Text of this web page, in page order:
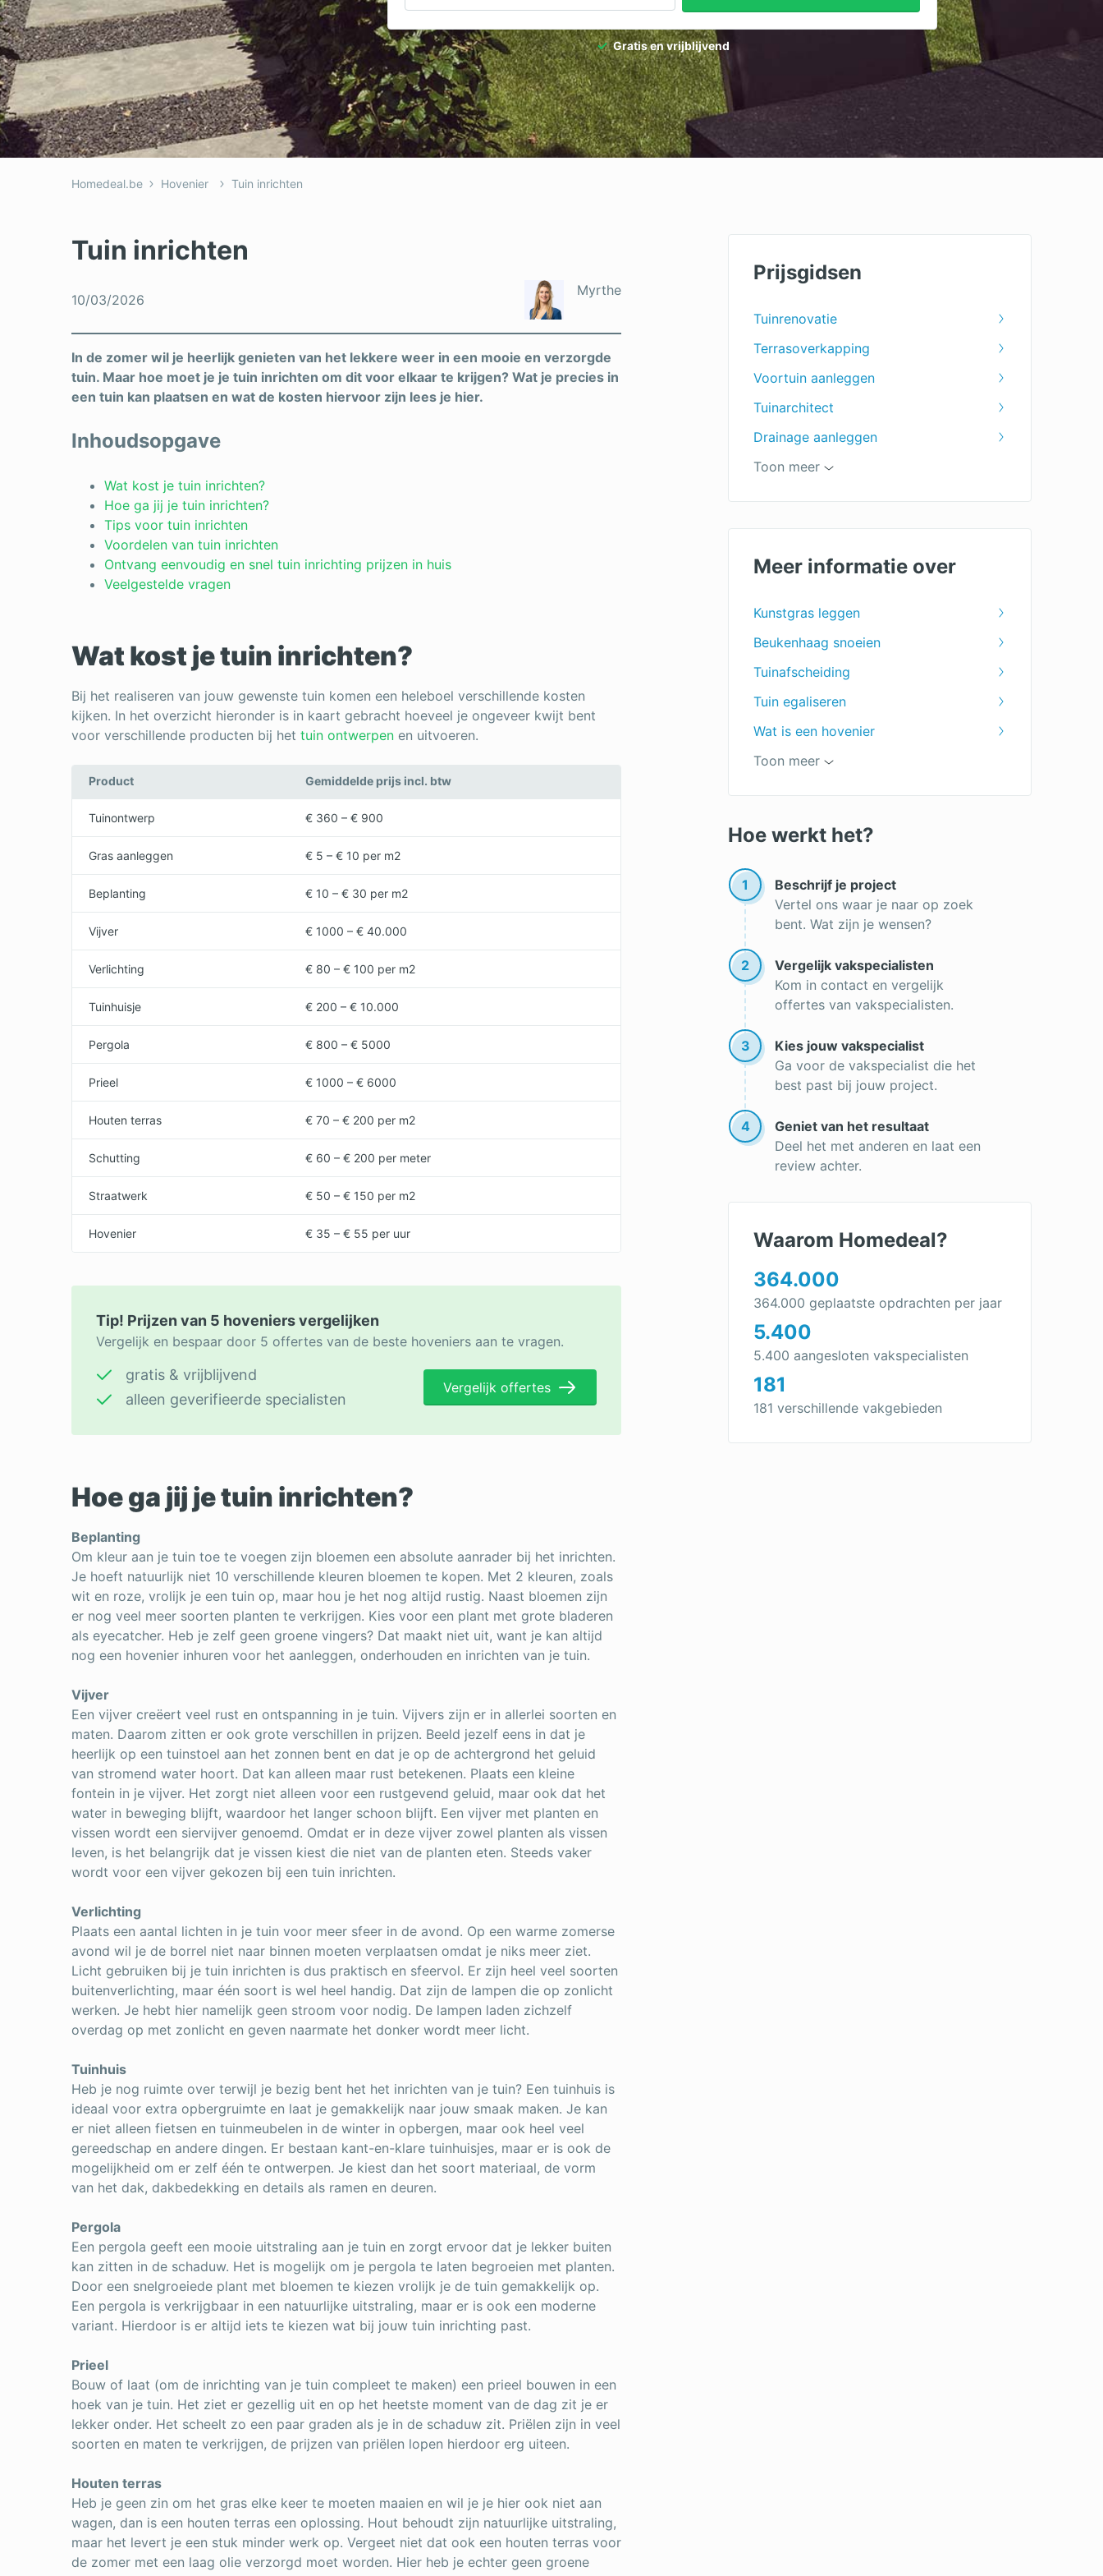
Gratis en vrijblijvend
Homedeal.be Hovenier Tuin inrichten
Tuin inrichten
10/03/2026
Myrthe
In de zomer wil je heerlijk genieten van het lekkere weer in een mooie en verzorgde
tuin. Maar hoe moet je je tuin inrichten om dit voor elkaar te krijgen? Wat je precies in
een tuin kan plaatsen en wat de kosten hiervoor zijn lees je hier.
Inhoudsopgave
Wat kost je tuin inrichten?
Hoe ga jij je tuin inrichten?
Tips voor tuin inrichten
Voordelen van tuin inrichten
Ontvang eenvoudig en snel tuin inrichting prijzen in huis
Veelgestelde vragen
Wat kost je tuin inrichten?
Bij het realiseren van jouw gewenste tuin komen een heleboel verschillende kosten
kijken. In het overzicht hieronder is in kaart gebracht hoeveel je ongeveer kwijt bent
voor verschillende producten bij het tuin ontwerpen en uitvoeren.
Product Gemiddelde prijs incl. btw
Tuinontwerp € 360 – € 900
Gras aanleggen € 5 – € 10 per m2
Beplanting € 10 – € 30 per m2
Vijver € 1000 – € 40.000
Verlichting € 80 – € 100 per m2
Tuinhuisje € 200 – € 10.000
Pergola € 800 – € 5000
Prieel € 1000 – € 6000
Houten terras € 70 – € 200 per m2
Schutting € 60 – € 200 per meter
Straatwerk € 50 – € 150 per m2
Hovenier € 35 – € 55 per uur
Tip! Prijzen van 5 hoveniers vergelijken
Vergelijk en bespaar door 5 offertes van de beste hoveniers aan te vragen.
gratis & vrijblijvend
alleen geverifieerde specialisten
Vergelijk offertes
Hoe ga jij je tuin inrichten?
Beplanting
Om kleur aan je tuin toe te voegen zijn bloemen een absolute aanrader bij het inrichten.
Je hoeft natuurlijk niet 10 verschillende kleuren bloemen te kopen. Met 2 kleuren, zoals
wit en roze, vrolijk je een tuin op, maar hou je het nog altijd rustig. Naast bloemen zijn
er nog veel meer soorten planten te verkrijgen. Kies voor een plant met grote bladeren
als eyecatcher. Heb je zelf geen groene vingers? Dat maakt niet uit, want je kan altijd
nog een hovenier inhuren voor het aanleggen, onderhouden en inrichten van je tuin.
Vijver
Een vijver creëert veel rust en ontspanning in je tuin. Vijvers zijn er in allerlei soorten en
maten. Daarom zitten er ook grote verschillen in prijzen. Beeld jezelf eens in dat je
heerlijk op een tuinstoel aan het zonnen bent en dat je op de achtergrond het geluid
van stromend water hoort. Dat kan alleen maar rust betekenen. Plaats een kleine
fontein in je vijver. Het zorgt niet alleen voor een rustgevend geluid, maar ook dat het
water in beweging blijft, waardoor het langer schoon blijft. Een vijver met planten en
vissen wordt een siervijver genoemd. Omdat er in deze vijver zowel planten als vissen
leven, is het belangrijk dat je vissen kiest die niet van de planten eten. Steeds vaker
wordt voor een vijver gekozen bij een tuin inrichten.
Verlichting
Plaats een aantal lichten in je tuin voor meer sfeer in de avond. Op een warme zomerse
avond wil je de borrel niet naar binnen moeten verplaatsen omdat je niks meer ziet.
Licht gebruiken bij je tuin inrichten is dus praktisch en sfeervol. Er zijn heel veel soorten
buitenverlichting, maar één soort is wel heel handig. Dat zijn de lampen die op zonlicht
werken. Je hebt hier namelijk geen stroom voor nodig. De lampen laden zichzelf
overdag op met zonlicht en geven naarmate het donker wordt meer licht.
Tuinhuis
Heb je nog ruimte over terwijl je bezig bent het het inrichten van je tuin? Een tuinhuis is
ideaal voor extra opbergruimte en laat je gemakkelijk naar jouw smaak maken. Je kan
er niet alleen fietsen en tuinmeubelen in de winter in opbergen, maar ook heel veel
gereedschap en andere dingen. Er bestaan kant-en-klare tuinhuisjes, maar er is ook de
mogelijkheid om er zelf één te ontwerpen. Je kiest dan het soort materiaal, de vorm
van het dak, dakbedekking en details als ramen en deuren.
Pergola
Een pergola geeft een mooie uitstraling aan je tuin en zorgt ervoor dat je lekker buiten
kan zitten in de schaduw. Het is mogelijk om je pergola te laten begroeien met planten.
Door een snelgroeiede plant met bloemen te kiezen vrolijk je de tuin gemakkelijk op.
Een pergola is verkrijgbaar in een natuurlijke uitstraling, maar er is ook een moderne
variant. Hierdoor is er altijd iets te kiezen wat bij jouw tuin inrichting past.
Prieel
Bouw of laat (om de inrichting van je tuin compleet te maken) een prieel bouwen in een
hoek van je tuin. Het ziet er gezellig uit en op het heetste moment van de dag zit je er
lekker onder. Het scheelt zo een paar graden als je in de schaduw zit. Priëlen zijn in veel
soorten en maten te verkrijgen, de prijzen van priëlen lopen hierdoor erg uiteen.
Houten terras
Heb je geen zin om het gras elke keer te moeten maaien en wil je je hier ook niet aan
wagen, dan is een houten terras een oplossing. Hout behoudt zijn natuurlijke uitstraling,
maar het levert je een stuk minder werk op. Vergeet niet dat ook een houten terras voor
de zomer met een laag olie verzorgd moet worden. Hier heb je echter geen groene
Prijsgidsen
Tuinrenovatie
Terrasoverkapping
Voortuin aanleggen
Tuinarchitect
Drainage aanleggen
Tuin leeghalen
Tuinaanleg
Vijver aanleg
Tuinonderhoud
Tuinhuis
Tuin ophogen
Tuinscherm
Tuin uitgraven
Pergola
Tuinman
Boom kappen
Toon meer
Meer informatie over
Kunstgras leggen
Beukenhaag snoeien
Tuinafscheiding
Tuin egaliseren
Wat is een hovenier
Onderhoudsvrije tuin
Toon meer
Hoe werkt het?
1
Beschrijf je project
Vertel ons waar je naar op zoek
bent. Wat zijn je wensen?
2
Vergelijk vakspecialisten
Kom in contact en vergelijk
offertes van vakspecialisten.
3
Kies jouw vakspecialist
Ga voor de vakspecialist die het
best past bij jouw project.
4
Geniet van het resultaat
Deel het met anderen en laat een
review achter.
Waarom Homedeal?
364.000
364.000 geplaatste opdrachten per jaar
5.400
5.400 aangesloten vakspecialisten
181
181 verschillende vakgebieden